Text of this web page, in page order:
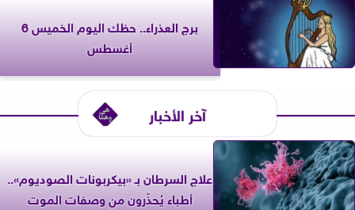
برج العذراء.. حظك اليوم الخميس 6
أغسطس
آخر الأخبار
علاج السرطان بـ «بيكربونات الصوديوم»..
أطباء يُحذّرون من وصفات الموت